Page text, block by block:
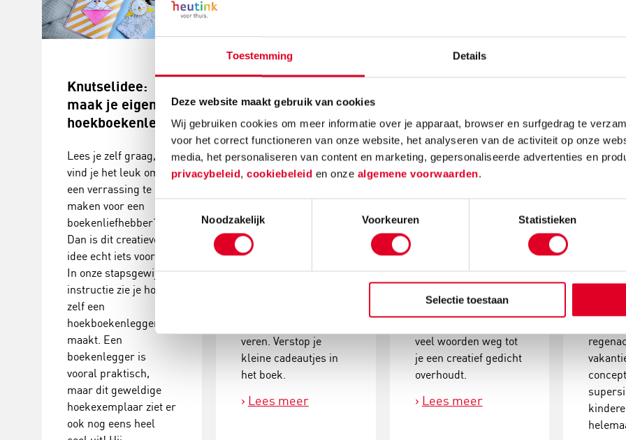
Toestemming Details
Deze website maakt gebruik van cookies
Wij gebruiken cookies om meer informatie over je apparaat, browser en surfgedrag te
voor het correct functioneren van onze website, het analyseren van de activiteit op onze
media, het personaliseren van content en marketing, gepersonaliseerde advertenties en
privacybeleid, cookiebeleid en onze algemene voorwaarden.
Noodzakelijk
Voorkeuren Statistieken
Selectie toestaan
Knutselidee:
maak je eigen
hoekboekenlegger
Lees je zelf graag, of
vind je het leuk om
een verrassing te
maken voor een
boekenliefhebber?
Dan is dit creatieve
idee echt iets voor jou!
In onze stapsgewijze
instructie zie je hoe je
zelf een
hoekboekenlegger
maakt. Een
boekenlegger is
vooral praktisch,
maar dit geweldige
hoekexemplaar ziet er
ook nog eens heel
knutselen: een
pietenboekje
versieren
Loopt de persoon op
handen? Dan is deze
surprise misschien
wel iets voor
hem/haar. Versier dit
veren. Verstop je
kleine cadeautjes in
het boek.
Lees meer
woorden weg te
strepen
Een gedicht maken is
woorden schrijven op
poetry precies
volle bladzijde vol
veel woorden weg tot
je een creatief gedicht
overhoudt.
Lees meer
–
het